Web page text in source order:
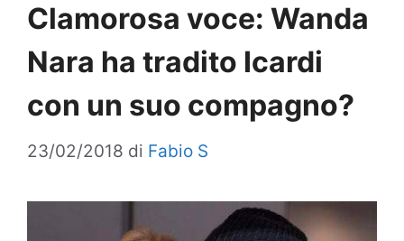
Clamorosa voce: Wanda
Nara ha tradito Icardi
con un suo compagno?
23/02/2018 di Fabio S